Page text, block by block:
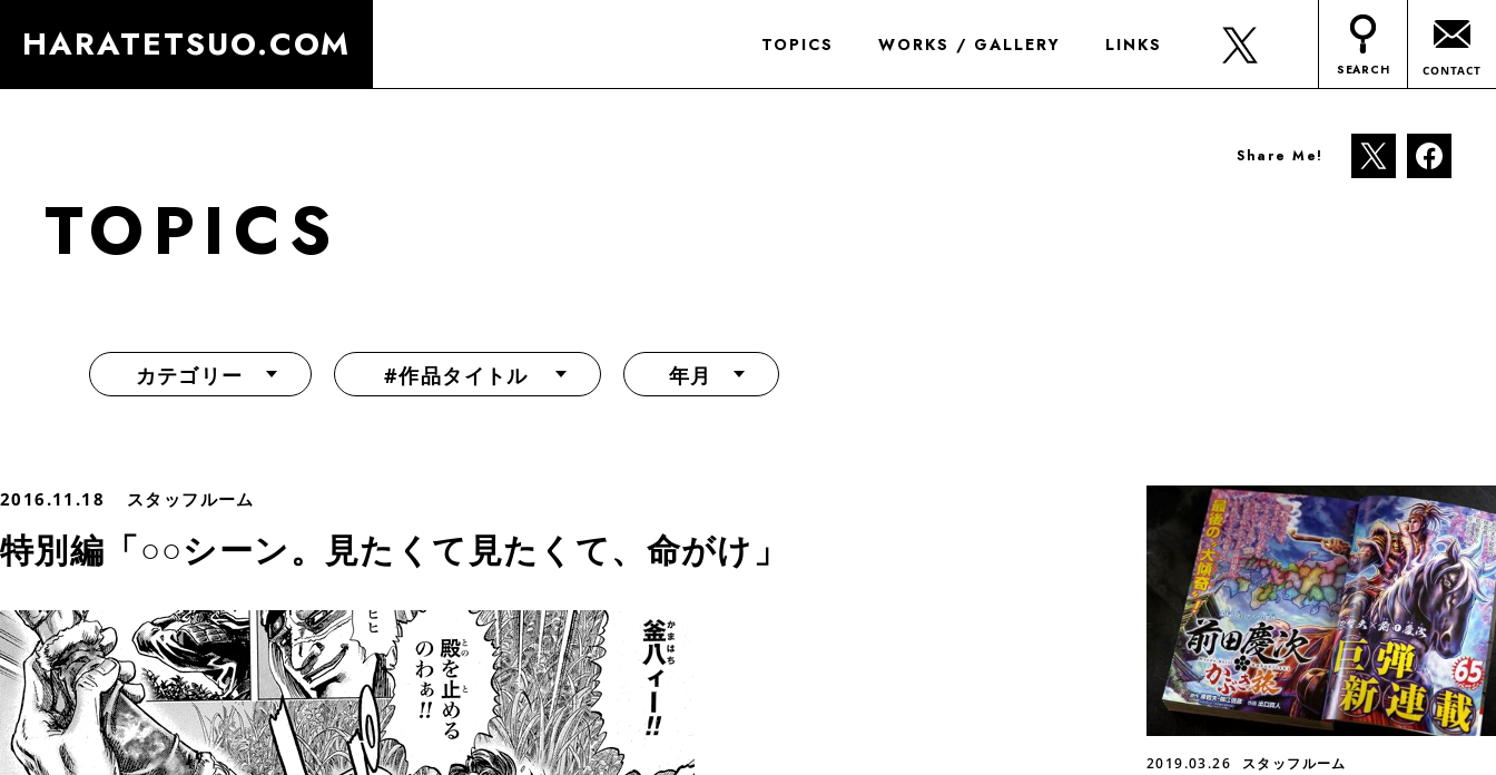
HARATETSUO.COM TOPICS WORKS / GALLERY LINKS
SEARCH CONTACT
Share Me!
TOPICS
カテゴリー #作品タイトル 年月
2016.11.18 スタッフルーム
特別編「○○シーン。見たくて見たくて、命がけ」
2019.03.26 スタッフルーム